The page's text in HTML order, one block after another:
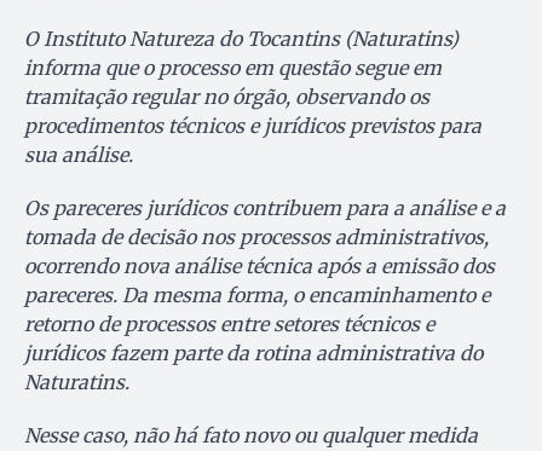
O Instituto Natureza do Tocantins (Naturatins)
informa que o processo em questão segue em
tramitação regular no órgão, observando os
procedimentos técnicos e jurídicos previstos para
sua análise.
Os pareceres jurídicos contribuem para a análise e a
tomada de decisão nos processos administrativos,
ocorrendo nova análise técnica após a emissão dos
pareceres. Da mesma forma, o encaminhamento e
retorno de processos entre setores técnicos e
jurídicos fazem parte da rotina administrativa do
Naturatins.
Nesse caso, não há fato novo ou qualquer medida